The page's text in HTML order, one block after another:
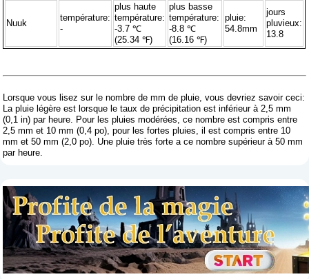
Nuuk
température:
-
plus haute
température:
-3.7 ℃
(25.34 ℉)
plus basse
température:
-8.8 ℃
(16.16 ℉)
pluie:
54.8mm
jours
pluvieux:
13.8
Lorsque vous lisez sur le nombre de mm de pluie, vous devriez savoir ceci:
La pluie légère est lorsque le taux de précipitation est inférieur à 2,5 mm
(0,1 in) par heure. Pour les pluies modérées, ce nombre est compris entre
2,5 mm et 10 mm (0,4 po), pour les fortes pluies, il est compris entre 10
mm et 50 mm (2,0 po). Une pluie très forte a ce nombre supérieur à 50 mm
par heure.